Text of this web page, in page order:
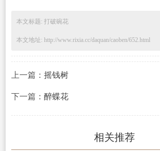
本文标题: 打破碗花
本文地址: http://www.rixia.cc/daquan/caoben/652.html
上一篇： 摇钱树
下一篇： 醉蝶花
相关推荐